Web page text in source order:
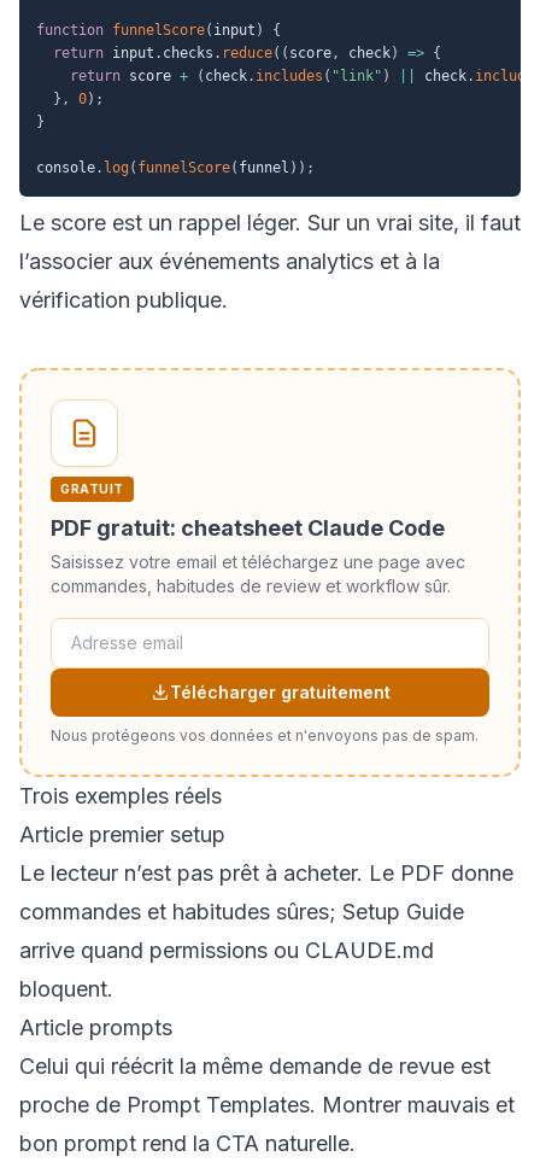
function funnelScore( input )
{
return input . checks . reduce( ( score, check) => {
return score + ( check. includes ( "link" ) check.
} , 0) ;
}
console. log ( funnelScore( funnel ) ) ;
Le score est un rappel léger. Sur un vrai site, il faut
l’associer aux événements analytics et à la
vérification publique.
GRATUIT
PDF gratuit: cheatsheet Claude Code
Saisissez votre email et téléchargez une page avec
commandes, habitudes de review et workflow sûr.
Télécharger gratuitement
Nous protégeons vos données et n'envoyons pas de spam.
Trois exemples réels
Article premier setup
Le lecteur n’est pas prêt à acheter. Le PDF donne
commandes et habitudes sûres; Setup Guide
arrive quand permissions ou CLAUDE.md
bloquent.
Article prompts
Celui qui réécrit la même demande de revue est
proche de Prompt Templates. Montrer mauvais et
bon prompt rend la CTA naturelle.